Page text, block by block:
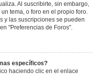
Al suscribirte, sin embargo,
tema, o foro en el propio foro.
y las suscripciones se pueden
"Preferencias de Foros".
específicos?
haciendo clic en el enlace